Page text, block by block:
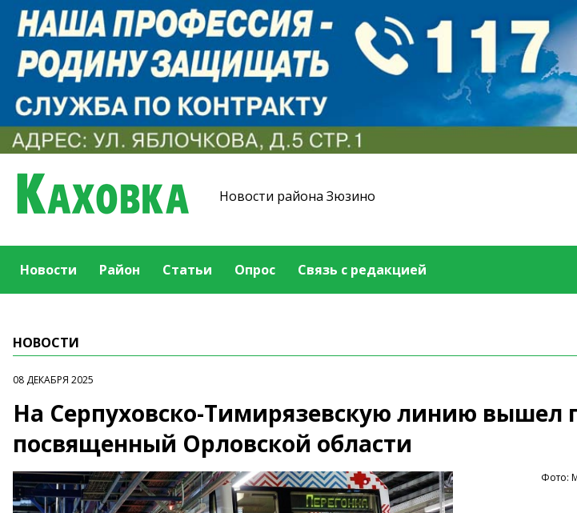
Новости района Зюзино
Новости Район Статьи Опрос Связь с редакцией
НОВОСТИ
08 ДЕКАБРЯ 2025
На Серпуховско-Тимирязевскую линию вышел
посвященный Орловской области
Фото: